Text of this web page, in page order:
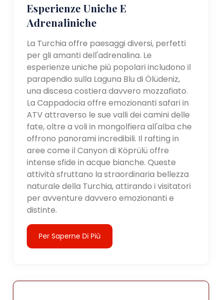
Esperienze Uniche E
Adrenaliniche
La Turchia offre paesaggi diversi, perfetti
per gli amanti dell'adrenalina. Le
esperienze uniche più popolari includono il
parapendio sulla Laguna Blu di Ölüdeniz,
una discesa costiera davvero mozzafiato.
La Cappadocia offre emozionanti safari in
ATV attraverso le sue valli dei camini delle
fate, oltre a voli in mongolfiera all'alba che
offrono panorami incredibili. Il rafting in
aree come il Canyon di Köprülü offre
intense sfide in acque bianche. Queste
attività sfruttano la straordinaria bellezza
naturale della Turchia, attirando i visitatori
per avventure davvero emozionanti e
distinte.
Per Saperne Di Più